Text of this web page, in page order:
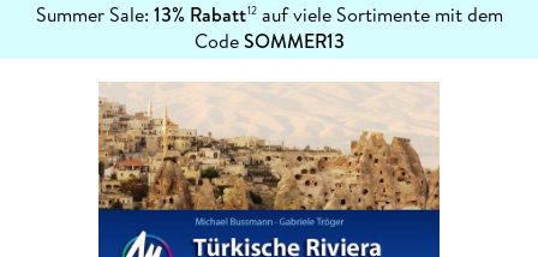
Summer Sale: 13% Rabatt12auf viele Sortimente mit dem
CodeSOMMER13
erfahren